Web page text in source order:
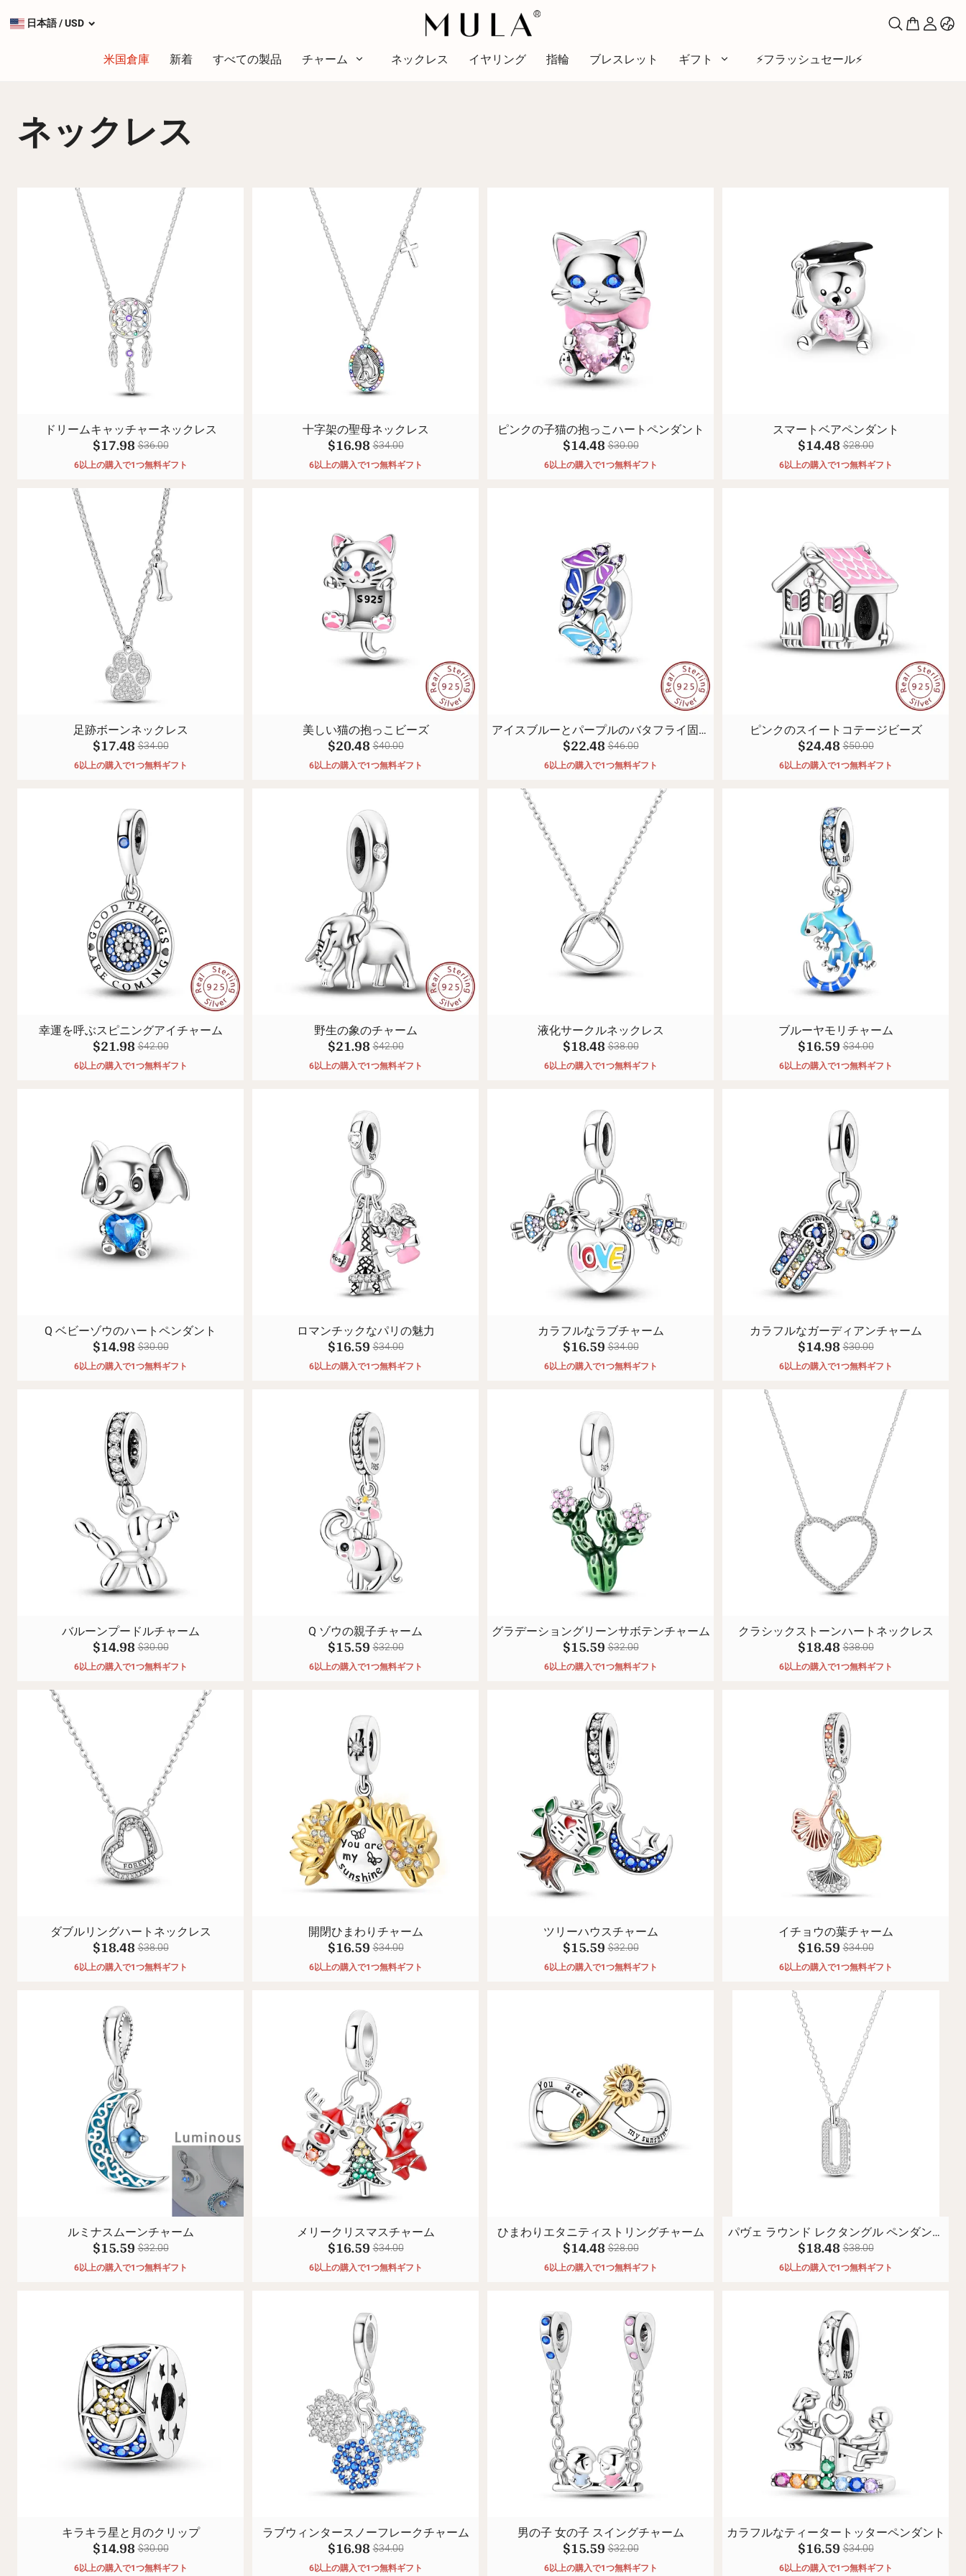
日本語/USD
米国倉庫 新着 すべての製品 チャーム ネックレス イヤリング 指輪 ブレスレット ギフト ⚡️フラッシュセール⚡️
タイプ
ダングルチャーム
緑
紫
黄金色の黄色
休暇
家族と友達
動物とペット
趣味
自然
スポーツ
🧿古代魔法シリーズ🧿
ネックレス
ドリームキャッチャーネックレス
$17.98 $36.00
6以上の購入で1つ無料ギフト
十字架の聖母ネックレス
$16.98 $34.00
6以上の購入で1つ無料ギフト
ピンクの子猫の抱っこハートペンダント
$14.48 $30.00
6以上の購入で1つ無料ギフト
スマートベアペンダント
$14.48 $28.00
6以上の購入で1つ無料ギフト
足跡ボーンネックレス
$17.48 $34.00
6以上の購入で1つ無料ギフト
美しい猫の抱っこビーズ
$20.48 $40.00
6以上の購入で1つ無料ギフト
アイスブルーとパープルのバタフライ固定
クリップ
$22.48 $46.00
6以上の購入で1つ無料ギフト
ピンクのスイートコテージビーズ
$24.48 $50.00
6以上の購入で1つ無料ギフト
幸運を呼ぶスピニングアイチャーム
$21.98 $42.00
6以上の購入で1つ無料ギフト
野生の象のチャーム
$21.98 $42.00
6以上の購入で1つ無料ギフト
液化サークルネックレス
$18.48 $38.00
6以上の購入で1つ無料ギフト
ブルーヤモリチャーム
$16.59 $34.00
6以上の購入で1つ無料ギフト
Q ベビーゾウのハートペンダント
$14.98 $30.00
6以上の購入で1つ無料ギフト
ロマンチックなパリの魅力
$16.59 $34.00
6以上の購入で1つ無料ギフト
カラフルなラブチャーム
$16.59 $34.00
6以上の購入で1つ無料ギフト
カラフルなガーディアンチャーム
$14.98 $30.00
6以上の購入で1つ無料ギフト
バルーンプードルチャーム
$14.98 $30.00
6以上の購入で1つ無料ギフト
Q ゾウの親子チャーム
$15.59 $32.00
6以上の購入で1つ無料ギフト
グラデーショングリーンサボテンチャーム
$15.59 $32.00
6以上の購入で1つ無料ギフト
クラシックストーンハートネックレス
$18.48 $38.00
6以上の購入で1つ無料ギフト
ダブルリングハートネックレス
$18.48 $38.00
6以上の購入で1つ無料ギフト
開閉ひまわりチャーム
$16.59 $34.00
6以上の購入で1つ無料ギフト
ツリーハウスチャーム
$15.59 $32.00
6以上の購入で1つ無料ギフト
イチョウの葉チャーム
$16.59 $34.00
6以上の購入で1つ無料ギフト
ルミナスムーンチャーム
$15.59 $32.00
6以上の購入で1つ無料ギフト
メリークリスマスチャーム
$16.59 $34.00
6以上の購入で1つ無料ギフト
ひまわりエタニティストリングチャーム
$14.48 $28.00
6以上の購入で1つ無料ギフト
パヴェ ラウンド レクタングル ペンダント
ネックレス
$18.48 $38.00
6以上の購入で1つ無料ギフト
キラキラ星と月のクリップ
$14.98 $30.00
6以上の購入で1つ無料ギフト
ラブウィンタースノーフレークチャーム
$16.98 $34.00
6以上の購入で1つ無料ギフト
男の子 女の子 スイングチャーム
$15.59 $32.00
6以上の購入で1つ無料ギフト
カラフルなティータートッターペンダント
$16.59 $34.00
6以上の購入で1つ無料ギフト